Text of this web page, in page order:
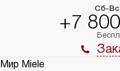
Сб-
+7
Мир Miele